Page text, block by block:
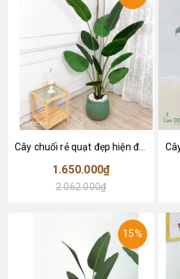
Cây chuối rẻ quạt đẹp hiện đại trang trí 1m8 - LC3019 (Gồm 12 lá)
1.650.000₫
2.062.000₫
15%